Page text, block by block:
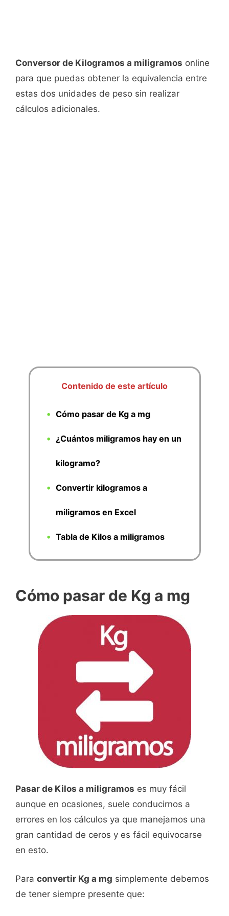
Conversor de Kilogramos a miligramos online
para que puedas obtener la equivalencia entre
estas dos unidades de peso sin realizar
cálculos adicionales.
Contenido de este artículo
Cómo pasar de Kg a mg
¿Cuántos miligramos hay en un
kilogramo?
Convertir kilogramos a
miligramos en Excel
Tabla de Kilos a miligramos
Cómo pasar de Kg a mg
Pasar de Kilos a miligramos es muy fácil
aunque en ocasiones, suele conducirnos a
errores en los cálculos ya que manejamos una
gran cantidad de ceros y es fácil equivocarse
en esto.
Para convertir Kg a mg simplemente debemos
de tener siempre presente que: